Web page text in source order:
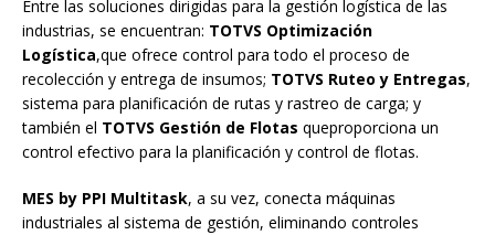
Entre las soluciones dirigidas para la gestión logística de las
industrias, se encuentran: TOTVS Optimización
Logística,que ofrece control para todo el proceso de
recolección y entrega de insumos; TOTVS Ruteo y Entregas,
sistema para planificación de rutas y rastreo de carga; y
también el TOTVS Gestión de Flotas queproporciona un
control efectivo para la planificación y control de flotas.
MES by PPI Multitask, a su vez, conecta máquinas
industriales al sistema de gestión, eliminando controles